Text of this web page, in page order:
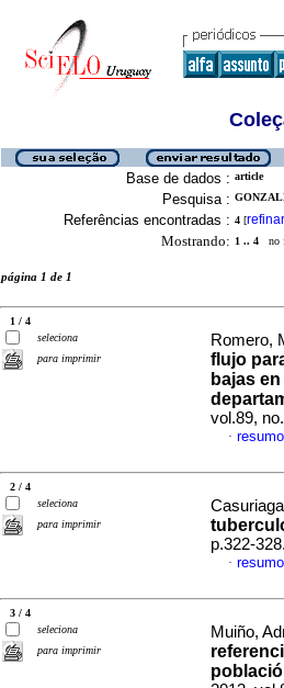
Base de dados : article
Pesquisa :
Referências encontradas : 4 [refinar
Mostrando: 1 .. 4 no
página 1 de 1
1 / 4
seleciona
para imprimir
Romero,
flujo
bajas
vol.89,
·
2 / 4
seleciona
para imprimir
p.322-
·
3 / 4
seleciona
para imprimir
Muiño,